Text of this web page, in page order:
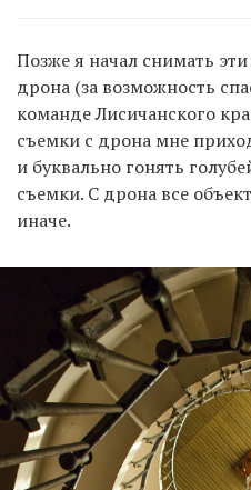
Позже я начал снимать
дрона (за возможность
команде Лисичанского
съемки с дрона мне
и буквально гонять
съемки. С дрона все
иначе.